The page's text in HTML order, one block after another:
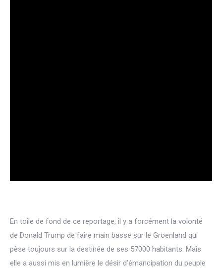
En toile de fond de ce reportage, il y a forcément la volonté
de Donald Trump de faire main basse sur le Groenland qui
pèse toujours sur la destinée de ses 57000 habitants. Mais
elle a aussi mis en lumière le désir d’émancipation du peuple